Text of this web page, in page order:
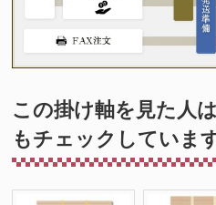
この掛け軸を見た人
もチェックしていま